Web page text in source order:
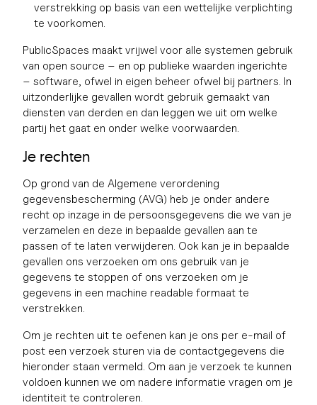
verstrekking op basis van een wettelijke verplichting
te voorkomen.
PublicSpaces maakt vrijwel voor alle systemen gebruik
van open source – en op publieke waarden ingerichte
– software, ofwel in eigen beheer ofwel bij partners. In
uitzonderlijke gevallen wordt gebruik gemaakt van
diensten van derden en dan leggen we uit om welke
partij het gaat en onder welke voorwaarden.
Je rechten
Op grond van de Algemene verordening
gegevensbescherming (AVG) heb je onder andere
recht op inzage in de persoonsgegevens die we van je
verzamelen en deze in bepaalde gevallen aan te
passen of te laten verwijderen. Ook kan je in bepaalde
gevallen ons verzoeken om ons gebruik van je
gegevens te stoppen of ons verzoeken om je
gegevens in een machine readable formaat te
verstrekken.
Om je rechten uit te oefenen kan je ons per e-mail of
post een verzoek sturen via de contactgegevens die
hieronder staan vermeld. Om aan je verzoek te kunnen
voldoen kunnen we om nadere informatie vragen om je
identiteit te controleren.